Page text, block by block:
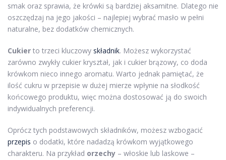
smak oraz sprawia, że krówki są bardziej aksamitne. Dlatego nie
oszczędzaj na jego jakości – najlepiej wybrać masło w pełni
naturalne, bez dodatków chemicznych.
Cukier to trzeci kluczowy składnik. Możesz wykorzystać
zarówno zwykły cukier kryształ, jak i cukier brązowy, co doda
krówkom nieco innego aromatu. Warto jednak pamiętać, że
ilość cukru w przepisie w dużej mierze wpłynie na słodkość
końcowego produktu, więc można dostosować ją do swoich
indywidualnych preferencji.
Oprócz tych podstawowych składników, możesz wzbogacić
przepis o dodatki, które nadadzą krówkom wyjątkowego
charakteru. Na przykład orzechy – włoskie lub laskowe –